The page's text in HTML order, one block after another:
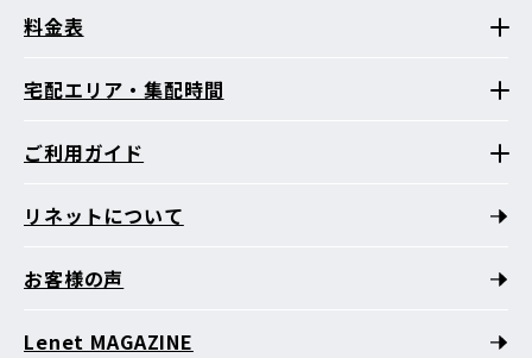
料金表
宅配エリア・集配時間
ご利用ガイド
リネットについて
お客様の声
Lenet MAGAZINE